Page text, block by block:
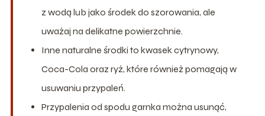
z wodą lub jako środek do szorowania, ale
uważaj na delikatne powierzchnie.
Inne naturalne środki to kwasek cytrynowy,
Coca-Cola oraz ryż, które również pomagają w
usuwaniu przypaleń.
Przypalenia od spodu garnka można usunąć,